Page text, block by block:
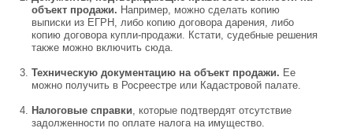
объект продажи. Например, можно сделать копию
выписки из ЕГРН, либо копию договора дарения, либо
копию договора купли-продажи. Кстати, судебные решения
также можно включить сюда.
Техническую документацию на объект продажи. Ее
можно получить в Росреестре или Кадастровой палате.
Налоговые справки, которые подтвердят отсутствие
задолженности по оплате налога на имущество.